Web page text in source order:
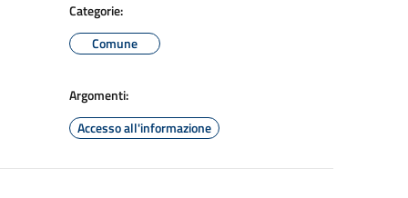
Categorie:
Comune
Argomenti:
Accesso all'informazione